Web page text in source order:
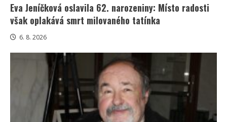
Eva Jeníčková oslavila 62. narozeniny: Místo radosti
však oplakává smrt milovaného tatínka
6. 8. 2026